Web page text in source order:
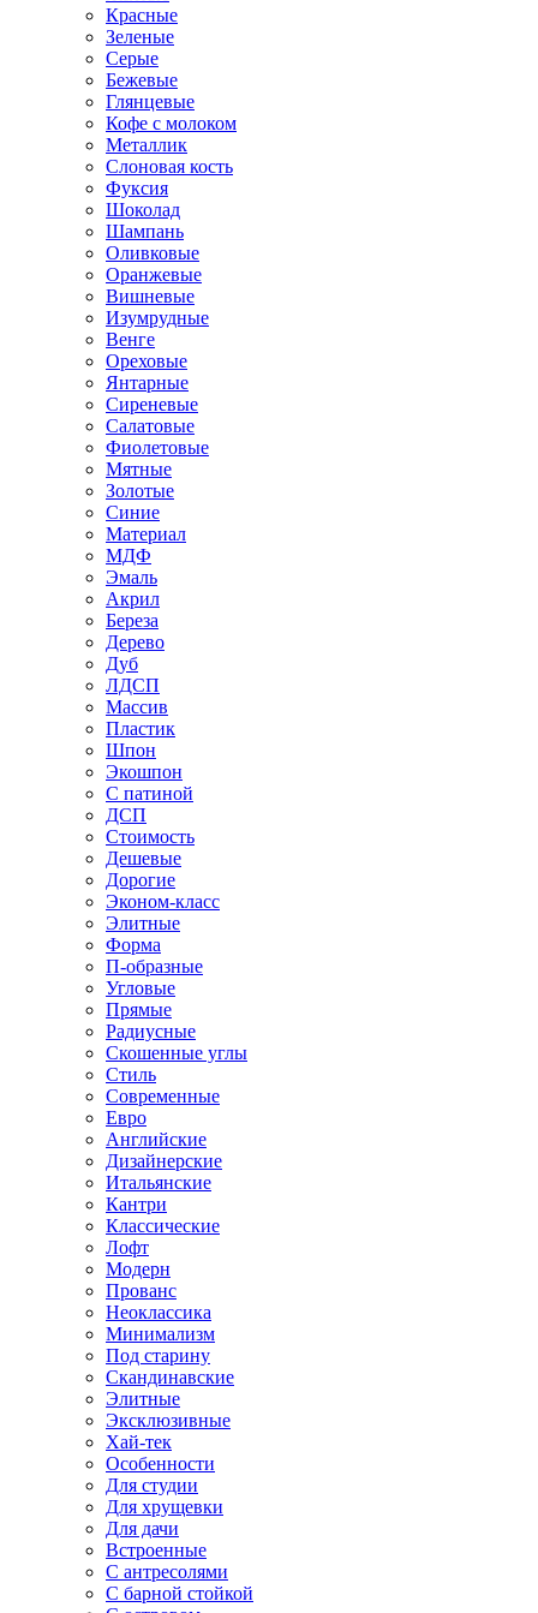
Красные
Зеленые
Серые
Бежевые
Глянцевые
Кофе с молоком
Металлик
Слоновая кость
Фуксия
Шоколад
Шампань
Оливковые
Оранжевые
Вишневые
Изумрудные
Венге
Ореховые
Янтарные
Сиреневые
Салатовые
Фиолетовые
Мятные
Золотые
Синие
Материал
МДФ
Эмаль
Акрил
Береза
Дерево
Дуб
ЛДСП
Массив
Пластик
Шпон
Экошпон
С патиной
ДСП
Стоимость
Дешевые
Дорогие
Эконом-класс
Элитные
Форма
П-образные
Угловые
Прямые
Радиусные
Скошенные углы
Стиль
Современные
Евро
Английские
Дизайнерские
Итальянские
Кантри
Классические
Лофт
Модерн
Прованс
Неоклассика
Минимализм
Под старину
Скандинавские
Элитные
Эксклюзивные
Хай-тек
Особенности
Для студии
Для хрущевки
Для дачи
Встроенные
С антресолями
С барной стойкой